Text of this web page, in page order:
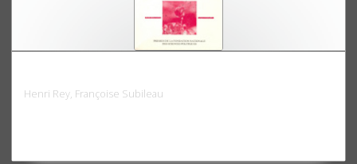
Henri Rey, Françoise Subileau